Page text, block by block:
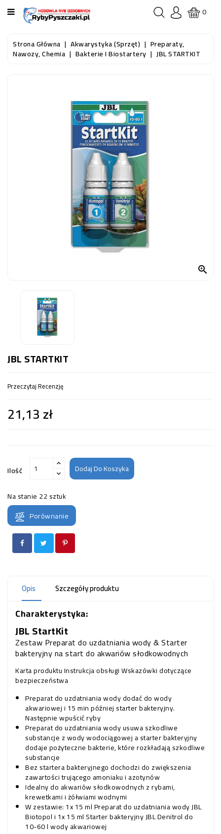
KATEGORIA
STRONA
GŁÓWNA
0
Strona Główna Akwarystyka (sprzęt) Preparaty,
Nawozy, Chemia Bakterie I Biostartery JBL STARTKIT

JBL STARTKIT
Przeczytaj Recenzję
21,13 zł
Ilość Dodaj Do Koszyka
Na stanie 22 sztuk
Porównanie
Opis Szczegóły produktu
Charakterystyka:
JBL StartKit
Zestaw Preparat do uzdatniania wody & Starter
bakteryjny na start do akwariów słodkowodnych
Karta produktuInstrukcja obsługiWskazówki dotyczące
bezpieczeństwa
Preparat do uzdatniania wody dodać do wody
akwariowej i 15 min później starter bakteryjny.
Następnie wpuścić ryby
Preparat do uzdatniania wody usuwa szkodliwe
substancje z wody wodociągowej a starter bakteryjny
dodaje pożyteczne bakterie, które rozkładają szkodliwe
substancje
Bez startera bakteryjnego dochodzi do zwiększenia
zawartości trującego amoniaku i azotynów
Idealny do akwariów słodkowodnych z rybami,
krewetkami i żółwiami wodnymi
W zestawie: 1x 15 ml Preparat do uzdatniania wody JBL
Biotopol i 1x 15 ml Starter bakteryjny JBL Denitrol do
10-60 l wody akwariowej